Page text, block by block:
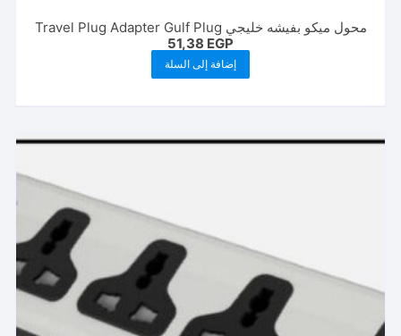
محول ميكو بفيشه خليجي Travel Plug Adapter Gulf Plug
51,38 EGP
إضافة إلى السلة